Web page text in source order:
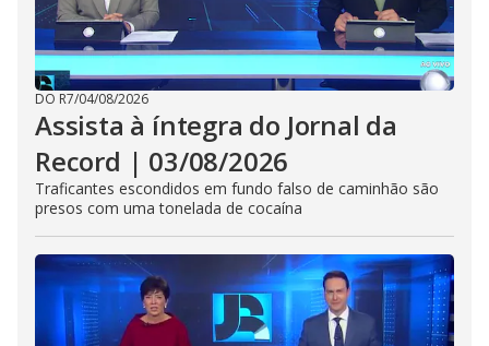
DO R7/04/08/2026
Assista à íntegra do Jornal da
Record | 03/08/2026
Traficantes escondidos em fundo falso de caminhão são
presos com uma tonelada de cocaína